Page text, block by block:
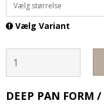
Vælg størrelse
Vælg Variant
DEEP PAN FORM